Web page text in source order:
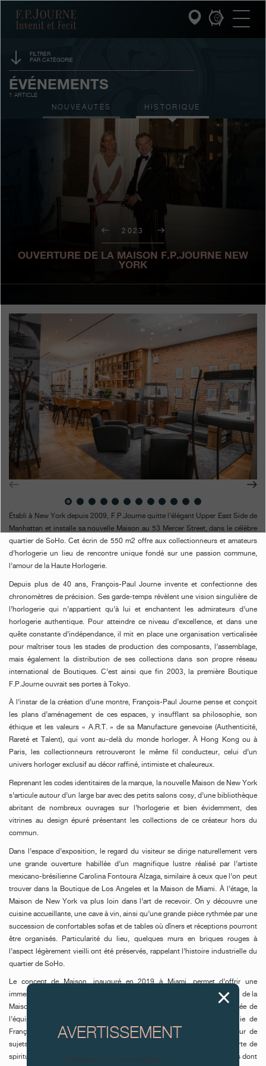
contenu
F.P.Journe
INVENIT ET FECIT
COLLECTIONS
L'UNIVERS F.P.JOURNE
SERVICE PATRIMOINE
SERVICE CLIENT
Boutiques
Catalogue
Contact
Search
Rechercher
FRANÇAIS ENGLISH 日本語 简体中文
FILTRER
PAR CATÉGORIE
PARRAINAGE
VENTES AUX ENCHÈRES
ÉVÉNEMENTS
1 ARTICLE
NOUVEAUTÉS HISTORIQUE
2023
OUVERTURE DE LA MAISON F.P.JOURNE NEW
YORK
Établi à New York depuis 2009, F.P.Journe quitte l’élégant Upper East Side de
Manhattan et installe sa nouvelle Maison au 53 Mercer Street, dans le célèbre
quartier de SoHo. Cet écrin de 550 m2 offre aux collectionneurs et amateurs
d’horlogerie un lieu de rencontre unique fondé sur une passion commune,
l’amour de la Haute Horlogerie.
Depuis plus de 40 ans, François-Paul Journe invente et confectionne des
chronomètres de précision. Ses garde-temps révèlent une vision singulière de
l’horlogerie qui n’appartient qu’à lui et enchantent les admirateurs d’une
horlogerie authentique. Pour atteindre ce niveau d’excellence, et dans une
quête constante d’indépendance, il mit en place une organisation verticalisée
pour maîtriser tous les stades de production des composants, l’assemblage,
mais également la distribution de ses collections dans son propre réseau
international de Boutiques. C’est ainsi que fin 2003, la première Boutique
F.P.Journe ouvrait ses portes à Tokyo.
À l’instar de la création d’une montre, François-Paul Journe pense et conçoit
les plans d’aménagement de ces espaces, y insufflant sa philosophie, son
éthique et les valeurs « A.R.T. » de sa Manufacture genevoise (Authenticité,
Rareté et Talent), qui vont au-delà du monde horloger. À Hong Kong ou à
Paris, les collectionneurs retrouveront le même fil conducteur, celui d’un
univers horloger exclusif au décor raffiné, intimiste et chaleureux.
Reprenant les codes identitaires de la marque, la nouvelle Maison de New York
s’articule autour d’un large bar avec des petits salons cosy, d’une bibliothèque
abritant de nombreux ouvrages sur l’horlogerie et bien évidemment, des
vitrines au design épuré présentant les collections de ce créateur hors du
commun.
Dans l’espace d’exposition, le regard du visiteur se dirige naturellement vers
une grande ouverture habillée d’un magnifique lustre réalisé par l’artiste
mexicano-brésilienne Carolina Fontoura Alzaga, similaire à ceux que l’on peut
trouver dans la Boutique de Los Angeles et la Maison de Miami. À l’étage, la
Maison de New York va plus loin dans l’art de recevoir. On y découvre une
cuisine accueillante, une cave à vin, ainsi qu’une grande pièce rythmée par une
succession de confortables sofas et de tables où dîners et réceptions pourront
être organisés. Particularité du lieu, quelques murs en briques rouges à
l’aspect légèrement vieilli ont été préservés, rappelant l’histoire industrielle du
quartier de SoHo.
Le concept de Maison, inauguré en 2019 à Miami, permet d’offrir une
immersion mémorable dans l’univers F.P.Journe. En franchissant le seuil de la
Maison de New York, le visiteur pourra profiter de l’expertise chevronnée de
l’équipe de New York, empreinte de la passion et de la philosophie de
François-Paul Journe. Tout au long de l’année, des expériences autour de
sujets chers à la marque comme la gastronomie ou encore la découverte de
spiritueux rares seront organisés, sans oublier des événements horlogers dont
AVERTISSEMENT